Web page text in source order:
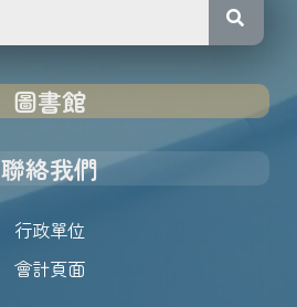
圖書館
聯絡我們
行政單位
會計頁面